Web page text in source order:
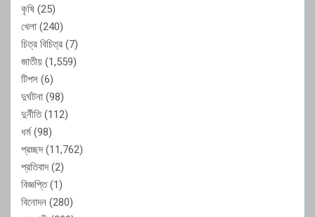
কৃষি (25)
খেলা (240)
চিত্র বিচিত্র (7)
জাতীয় (1,559)
টিপস (6)
দুর্ঘটনা (98)
দুর্নীতি(112)
ধর্ম (98)
প্রচ্ছদ(11,762)
প্রতিবাদ(2)
বিজ্ঞপ্তি(1)
বিনোদন (280)